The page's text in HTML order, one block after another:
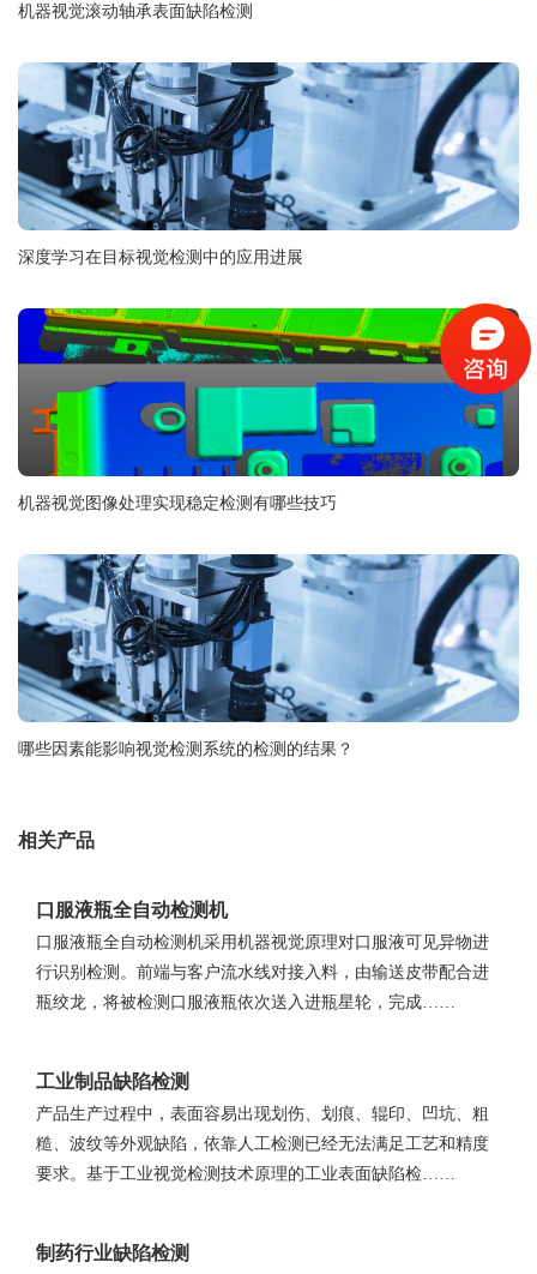
机器视觉滚动轴承表面缺陷检测
深度学习在目标视觉检测中的应用进展
机器视觉图像处理实现稳定检测有哪些技巧
哪些因素能影响视觉检测系统的检测的结果？
相关产品
口服液瓶全自动检测机
口服液瓶全自动检测机采用机器视觉原理对口服液可见异物进
行识别检测。前端与客户流水线对接入料，由输送皮带配合进
瓶绞龙，将被检测口服液瓶依次送入进瓶星轮，完成……
工业制品缺陷检测
产品生产过程中，表面容易出现划伤、划痕、辊印、凹坑、粗
糙、波纹等外观缺陷，依靠人工检测已经无法满足工艺和精度
要求。基于工业视觉检测技术原理的工业表面缺陷检……
制药行业缺陷检测